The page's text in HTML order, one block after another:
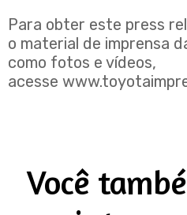
Para obter este press
o material de imprensa
como fotos e vídeos,
acesse
Você